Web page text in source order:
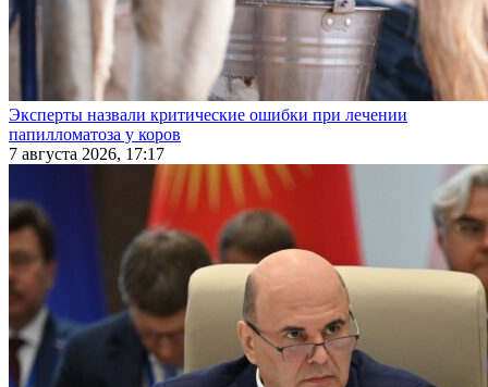
Эксперты назвали критические ошибки при лечении
папилломатоза у коров
7 августа 2026, 17:17